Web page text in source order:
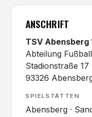
ANSCHRIFT
TSV Abensberg
Abteilung Fußball
Stadionstraße 17
93326
SPIELSTÄTTEN
Abensberg ·